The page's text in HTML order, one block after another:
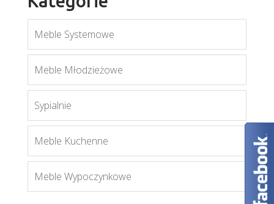
Meble Systemowe
Meble Młodzieżowe
Sypialnie
Meble Kuchenne
Meble Wypoczynkowe